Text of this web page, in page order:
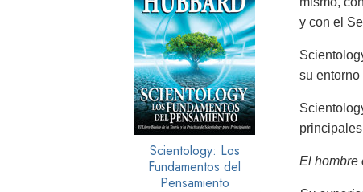
y con el
su entorno
El hombre
Scientology: Los
Fundamentos del
Pensamiento